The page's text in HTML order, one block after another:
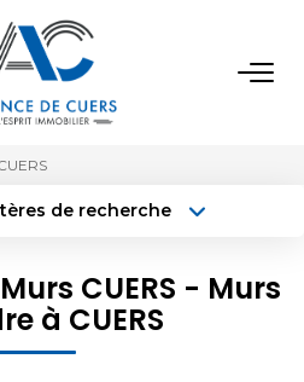
VENDUS
de recherche
Surface min
CUERS - Murs
à CUERS